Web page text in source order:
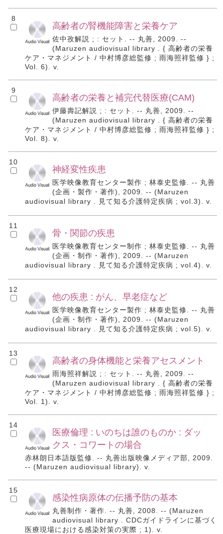
8
高齢者の腎機能障害と栄養ケア
佐中孜解説 ; : セット. -- 丸善, 2009. --
(Maruzen audiovisual library . { 高齢者の栄養
ケア・マネジメント / 中村博彦総監修 ; 雨海照祥監修 } ;
Vol. 6). v.
9
高齢者の栄養と補完代替医療(CAM)
伊藤壽記解説 ; : セット. -- 丸善, 2009. --
(Maruzen audiovisual library . { 高齢者の栄養
ケア・マネジメント / 中村博彦総監修 ; 雨海照祥監修 } ;
Vol. 8). v.
10
神経変性疾患
医学映像教育センター製作 ; 林泰史監修. -- 丸善
(企画・製作・著作), 2009. -- (Maruzen
audiovisual library . 見て知る介護特定疾病 ; vol.3). v.
11
骨・関節の疾患
医学映像教育センター制作 ; 林泰史監修. -- 丸善
(企画・制作・著作), 2009. -- (Maruzen
audiovisual library . 見て知る介護特定疾病 ; vol.4). v.
12
他の疾患 : がん、早老症など
医学映像教育センター製作 ; 林泰史監修. -- 丸善
(企画・制作・著作), 2009. -- (Maruzen
audiovisual library . 見て知る介護特定疾病 ; vol.5). v.
13
高齢者の身体機能と栄養アセスメント
雨海照祥解説 ; : セット. -- 丸善, 2009. --
(Maruzen audiovisual library . { 高齢者の栄養
ケア・マネジメント / 中村博彦総監修 ; 雨海照祥監修 } ;
Vol. 1). v.
14
医療倫理 : いのちは誰のものか : ダッ
クス・コワートの場合
赤林朗日本語版監修. -- 丸善出版映像メディア部, 2009.
-- (Maruzen audiovisual library). v.
15
感染性病原体の伝播予防の基本
丸善制作・著作. -- 丸善, 2008. -- (Maruzen
audiovisual library . CDCガイドラインに基づく
医療現場における感染対策の実際 ; 1). v.